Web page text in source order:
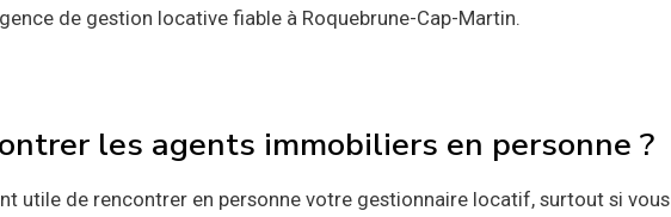
de gestion locative fiable à Roquebrune-Cap-Martin.
les agents immobiliers en personne ?
utile de rencontrer en personne votre gestionnaire locatif, surtout si vous